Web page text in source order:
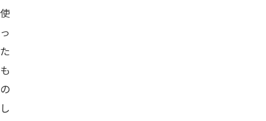
使
っ
た
も
の
し